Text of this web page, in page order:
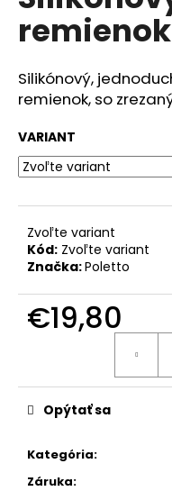
hviezdičiek.
Silikónový,
remienok, so
VARIANT
Zvoľte variant
Kód: Zvoľte variant
Značka:Poletto
€19,80
Kategória:
Záruka:
Opýtať sa
á
j
s
ť
O
d
p
ú
č
m
e